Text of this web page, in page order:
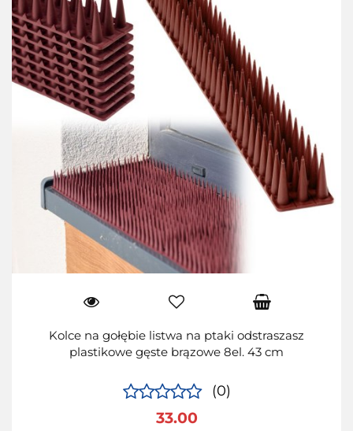
Kolce na gołębie listwa na ptaki odstraszasz
plastikowe gęste brązowe 8el. 43 cm
(0)
33.00